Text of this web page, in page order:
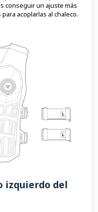
conseguir un ajuste más
acoplarlas al chaleco.
izquierdo del